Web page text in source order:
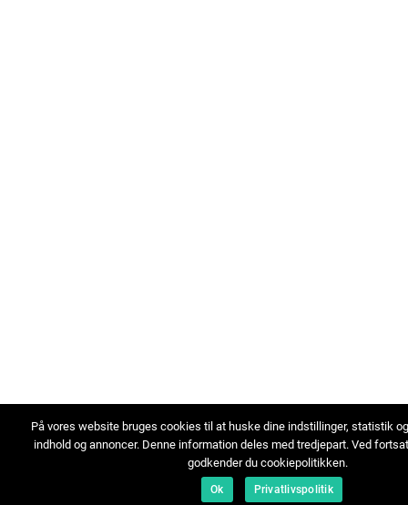
På vores website bruges cookies til at huske dine indstillinger, statistik
indhold og annoncer. Denne information deles med tredjepart. Ved
godkender du cookiepolitikken.
Ok Privatlivspolitik